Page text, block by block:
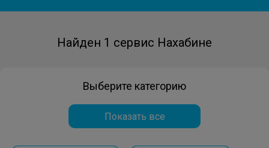
Найден 1 сервис Нахабине
Выберите категорию
Показать все